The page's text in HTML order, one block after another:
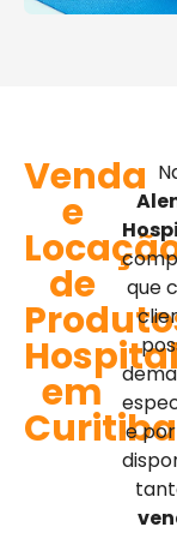
Venda
e
de
em
Curitiba
que
e